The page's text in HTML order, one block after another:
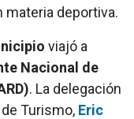
deportiva.
viajó a
Nacional de
. La delegación
Turismo, Eric